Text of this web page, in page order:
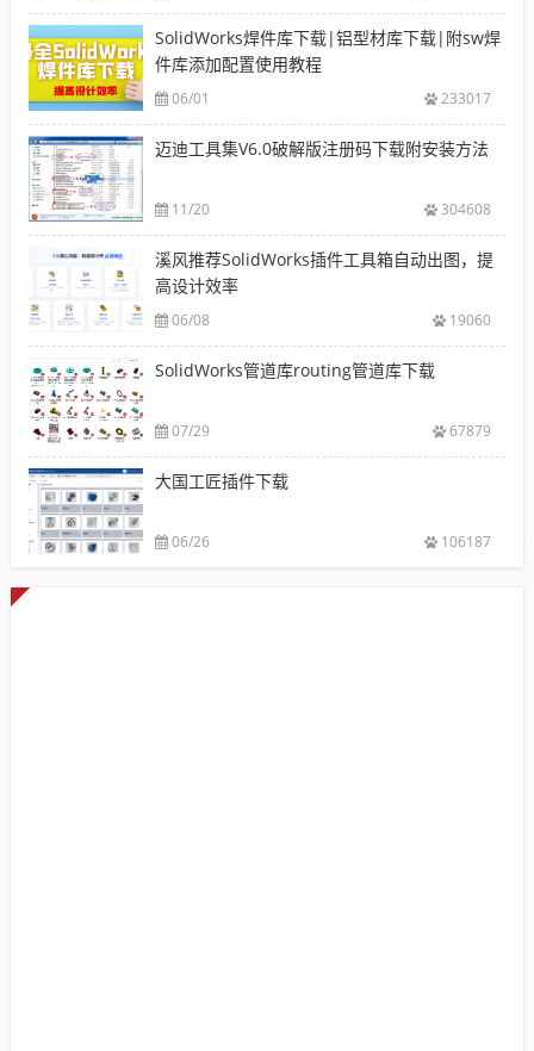
SolidWorks焊件库下载|铝型材库下载|附sw焊
件库添加配置使用教程
06/01 233017
迈迪工具集V6.0破解版注册码下载附安装方法
11/20 304608
溪风推荐SolidWorks插件工具箱自动出图，提
高设计效率
06/08 19060
SolidWorks管道库routing管道库下载
07/29 67879
大国工匠插件下载
06/26 106187